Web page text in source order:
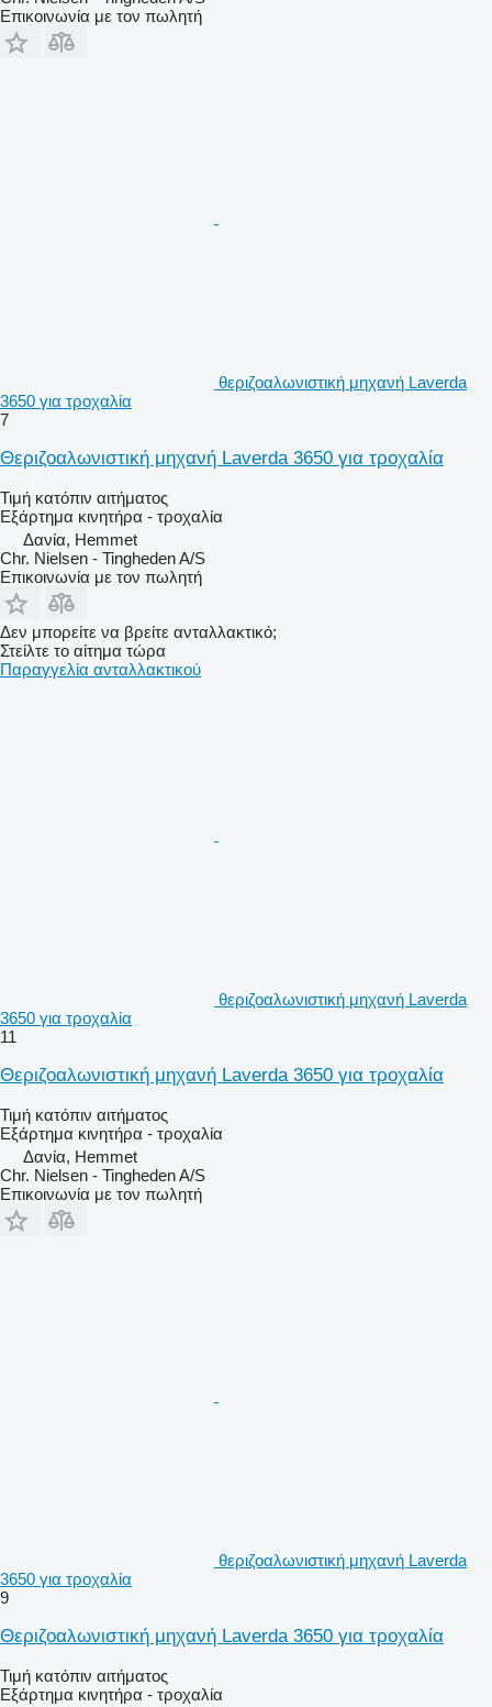
Επικοινωνία με τον πωλητή
θεριζοαλωνιστική μηχανή Laverda
3650 για τροχαλία
7
Θεριζοαλωνιστική μηχανή Laverda 3650 για τροχαλία
Τιμή κατόπιν αιτήματος
Εξάρτημα κινητήρα - τροχαλία
Δανία, Hemmet
Chr. Nielsen - Tingheden A/S
Επικοινωνία με τον πωλητή
Δεν μπορείτε να βρείτε ανταλλακτικό;
Στείλτε το αίτημα τώρα
Παραγγελία ανταλλακτικού
θεριζοαλωνιστική μηχανή Laverda
3650 για τροχαλία
11
Θεριζοαλωνιστική μηχανή Laverda 3650 για τροχαλία
Τιμή κατόπιν αιτήματος
Εξάρτημα κινητήρα - τροχαλία
Δανία, Hemmet
Chr. Nielsen - Tingheden A/S
Επικοινωνία με τον πωλητή
θεριζοαλωνιστική μηχανή Laverda
3650 για τροχαλία
9
Θεριζοαλωνιστική μηχανή Laverda 3650 για τροχαλία
Τιμή κατόπιν αιτήματος
Εξάρτημα κινητήρα - τροχαλία